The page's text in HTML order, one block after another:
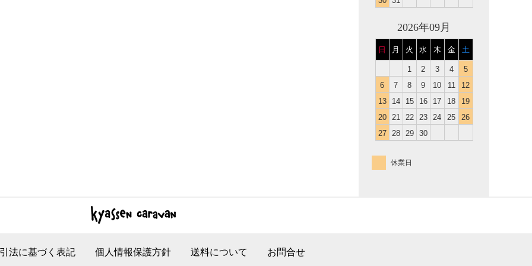
2026年09月
日 月 火 水 木 金 土
1 2 3 4
5
6
7 8 9 10 11
12
13
14 15 16 17 18
19
20
21 22 23 24 25
26
27
28 29 30
休業日
法に基づく表記 個人情報保護方針 送料について お問合せ